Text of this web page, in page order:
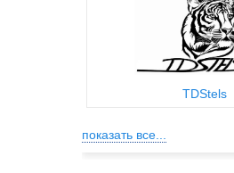
TDStels
показать все...